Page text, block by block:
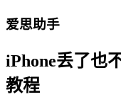
爱思助手
iPhone丢了也
教程